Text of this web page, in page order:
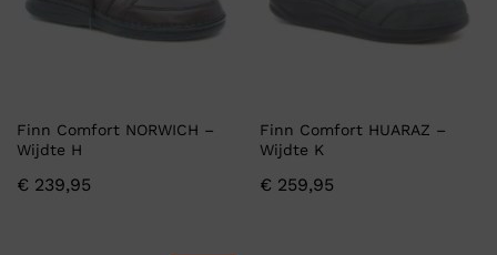
Finn Comfort NORWICH –
Wijdte H
€ 239,95
Finn Comfort HUARAZ –
Wijdte K
€ 259,95